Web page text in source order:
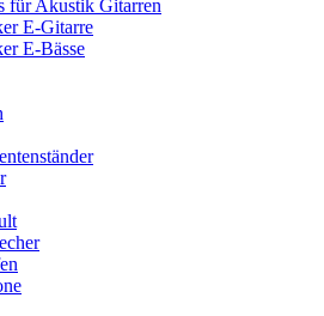
für Akustik Gitarren
E-Gitarre
E-Bässe